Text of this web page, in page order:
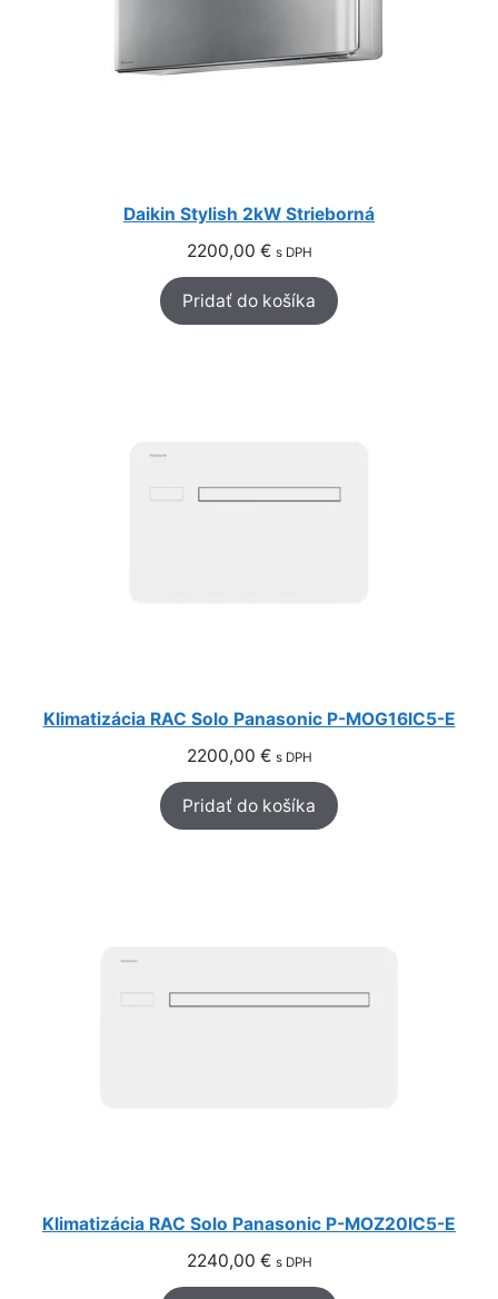
Daikin Stylish 2kW Strieborná
2200,00 € s DPH
Pridať do košíka
Klimatizácia RAC Solo Panasonic P-MOG16IC5-E
2200,00 € s DPH
Pridať do košíka
Klimatizácia RAC Solo Panasonic P-MOZ20IC5-E
2240,00 € s DPH